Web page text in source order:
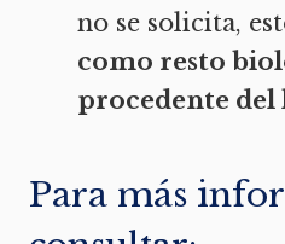
no se solicita,
como resto
procedente del
Para más